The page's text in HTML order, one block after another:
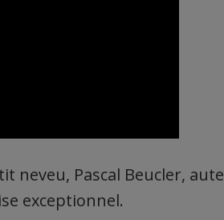
neveu, Pascal Beucler,
exceptionnel.